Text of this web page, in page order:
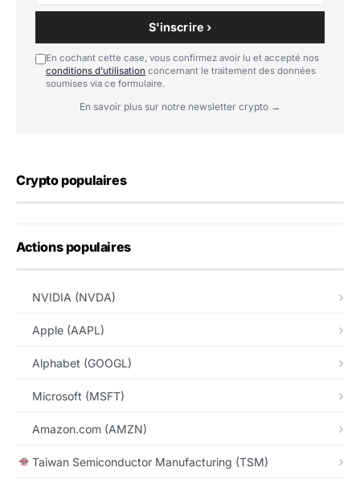
S'inscrire ›
En cochant cette case, vous confirmez avoir lu et accepté nos
conditions d'utilisation concernant le traitement des données
soumises via ce formulaire.
En savoir plus sur notre newsletter crypto →
Crypto populaires
Actions populaires
NVIDIA (NVDA)
Apple (AAPL)
Alphabet (GOOGL)
Microsoft (MSFT)
Amazon.com (AMZN)
Taiwan Semiconductor Manufacturing (TSM)